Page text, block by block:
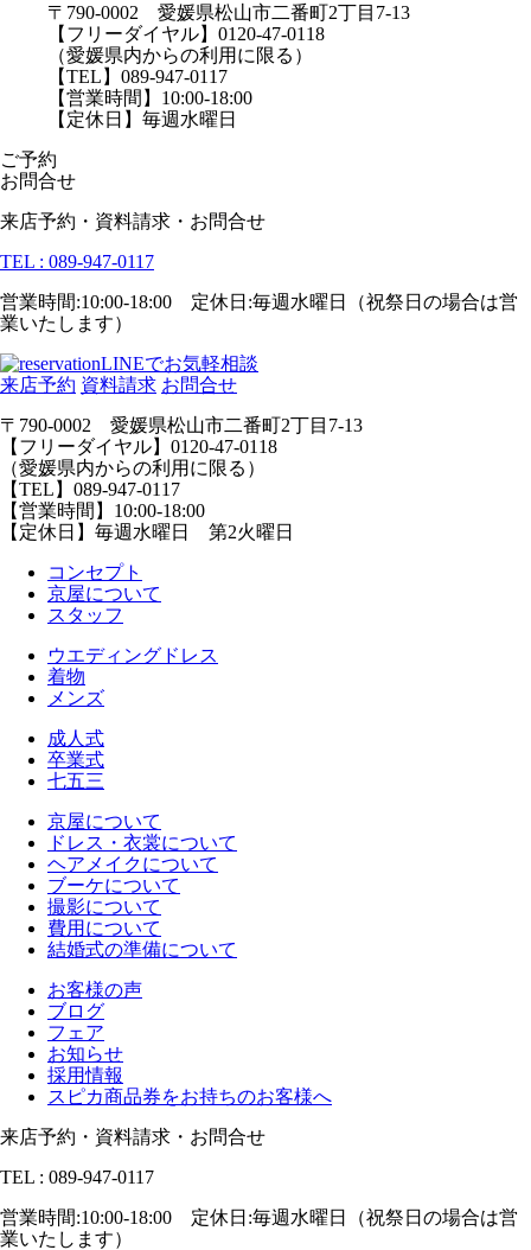
〒790-0002 愛媛県松山市二番町2丁目7-13
【フリーダイヤル】0120-47-0118
（愛媛県内からの利用に限る）
【TEL】089-947-0117
【営業時間】10:00-18:00
【定休日】毎週水曜日
ご予約
お問合せ
来店予約・資料請求・お問合せ
TEL : 089-947-0117
営業時間:10:00-18:00 定休日:毎週水曜日（祝祭日の場合は営
業いたします）
LINEでお気軽相談
来店予約 資料請求 お問合せ
〒790-0002 愛媛県松山市二番町2丁目7-13
【フリーダイヤル】0120-47-0118
（愛媛県内からの利用に限る）
【TEL】089-947-0117
【営業時間】10:00-18:00
【定休日】毎週水曜日 第2火曜日
コンセプト
京屋について
スタッフ
ウエディングドレス
着物
メンズ
成人式
卒業式
七五三
京屋について
ドレス・衣裳について
ヘアメイクについて
ブーケについて
撮影について
費用について
結婚式の準備について
お客様の声
ブログ
フェア
お知らせ
採用情報
スピカ商品券をお持ちのお客様へ
来店予約・資料請求・お問合せ
TEL : 089-947-0117
営業時間:10:00-18:00 定休日:毎週水曜日（祝祭日の場合は営
業いたします）